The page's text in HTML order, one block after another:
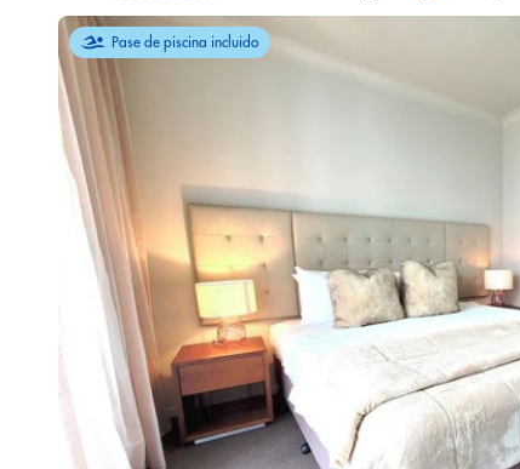
Pase de piscina incluido